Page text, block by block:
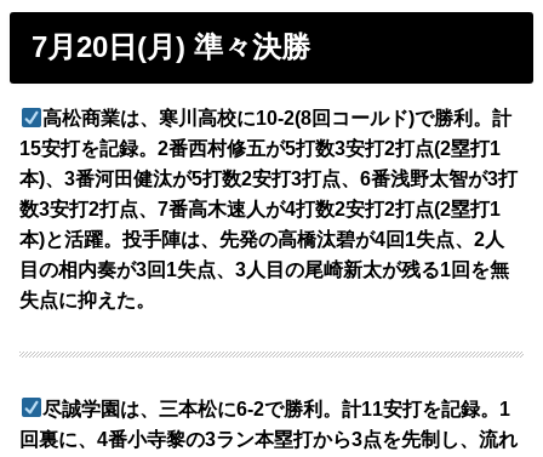
7月20日(月) 準々決勝
高松商業は、寒川高校に10-2(8回コールド)で勝利。計
15安打を記録。2番西村修五が5打数3安打2打点(2塁打1
本)、3番河田健汰が5打数2安打3打点、6番浅野太智が3打
数3安打2打点、7番高木速人が4打数2安打2打点(2塁打1
本)と活躍。投手陣は、先発の高橋汰碧が4回1失点、2人
目の相内奏が3回1失点、3人目の尾崎新太が残る1回を無
失点に抑えた。
尽誠学園は、三本松に6-2で勝利。計11安打を記録。1
回裏に、4番小寺黎の3ラン本塁打から3点を先制し、流れ